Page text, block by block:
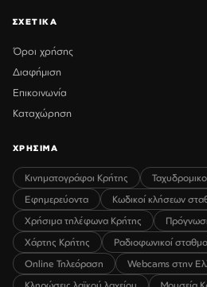
ΣΧΕΤΙΚΑ
Όροι χρήσης
Διαφήμιση
Επικοινωνία
Καταχώρηση
ΧΡΗΣΙΜΑ
Κινηματογράφοι Κρήτης
Εφημερεύοντα
Κωδικοί κλήσεων
Χρήσιμα τηλέφωνα Κρήτης
Χάρτης Κρήτης
Ραδιοφωνικοί
Online Τηλεόραση
Webcams στην